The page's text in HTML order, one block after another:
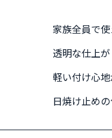
家族全員で
透明な仕上
軽い付け心
日焼け止め